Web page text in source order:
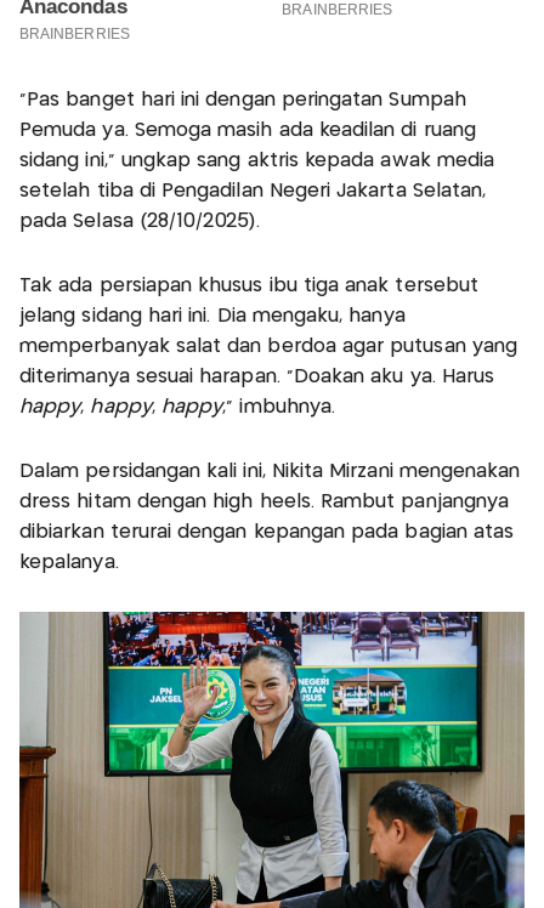
“Pas banget hari ini dengan peringatan Sumpah
Pemuda ya. Semoga masih ada keadilan di ruang
sidang ini,” ungkap sang aktris kepada awak media
setelah tiba di Pengadilan Negeri Jakarta Selatan,
pada Selasa (28/10/2025).
Tak ada persiapan khusus ibu tiga anak tersebut
jelang sidang hari ini. Dia mengaku, hanya
memperbanyak salat dan berdoa agar putusan yang
diterimanya sesuai harapan. “Doakan aku ya. Harus
happy, happy, happy,” imbuhnya.
Dalam persidangan kali ini, Nikita Mirzani mengenakan
dress hitam dengan high heels. Rambut panjangnya
dibiarkan terurai dengan kepangan pada bagian atas
kepalanya.